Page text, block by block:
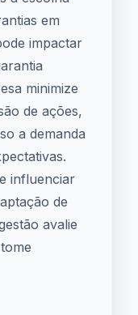
em
impactar
minimize
de ações,
a demanda
influenciar
de
avalie